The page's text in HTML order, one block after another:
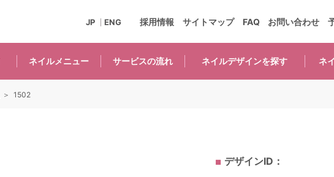
ネイルメニュー サービスの流れ ネイルデザインを探す ネ
採用情報 サイトマップ FAQ お問い合わせ
JP ENG
デザインID：
1502